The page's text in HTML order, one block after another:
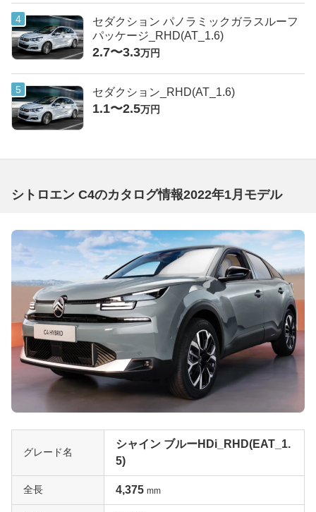
セダクション パノラミックガラスルーフ
パッケージ_RHD(AT_1.6)
2.7〜3.3万円
セダクション_RHD(AT_1.6)
1.1〜2.5万円
シトロエン C4のカタログ情報2022年1月モデル
グレード名
シャイン ブルーHDi_RHD(EAT_1.
5)
全長 4,375 mm